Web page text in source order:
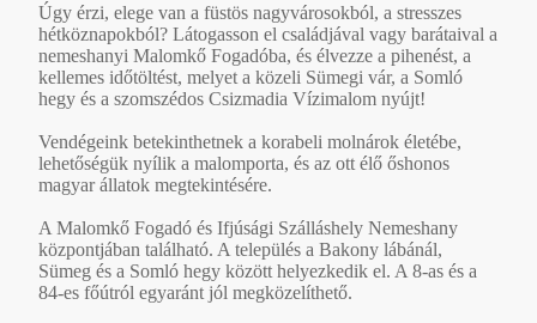
Úgy érzi, elege van a füstös nagyvárosokból, a stresszes
hétköznapokból? Látogasson el családjával vagy barátaival a
nemeshanyi Malomkő Fogadóba, és élvezze a pihenést, a
kellemes időtöltést, melyet a közeli Sümegi vár, a Somló
hegy és a szomszédos Csizmadia Vízimalom nyújt!
Vendégeink betekinthetnek a korabeli molnárok életébe,
lehetőségük nyílik a malomporta, és az ott élő őshonos
magyar állatok megtekintésére.
A Malomkő Fogadó és Ifjúsági Szálláshely Nemeshany
központjában található. A település a Bakony lábánál,
Sümeg és a Somló hegy között helyezkedik el. A 8-as és a
84-es főútról egyaránt jól megközelíthető.